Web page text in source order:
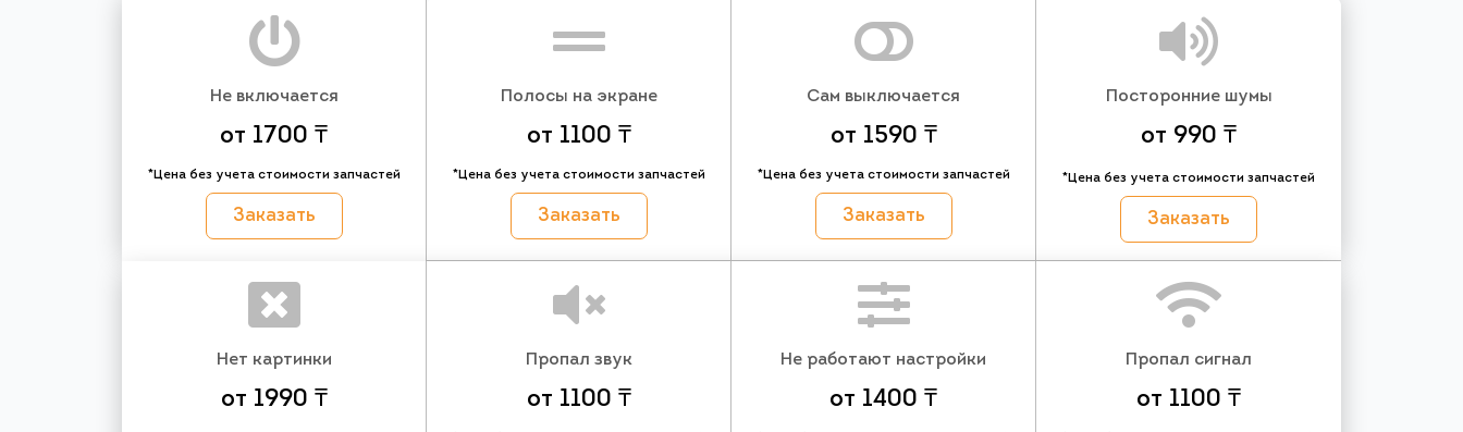
Не включается
от 1700 ₸
*Цена без учета стоимости запчастей
Заказать
Полосы на экране
от 1100 ₸
*Цена без учета стоимости запчастей
Заказать
Сам выключается
от 1590 ₸
*Цена без учета стоимости запчастей
Заказать
Посторонние шумы
от 990 ₸
*Цена без учета стоимости запчастей
Заказать
Нет картинки
от 1990 ₸
Пропал звук
от 1100 ₸
Не работают настройки
от 1400 ₸
Пропал сигнал
от 1100 ₸